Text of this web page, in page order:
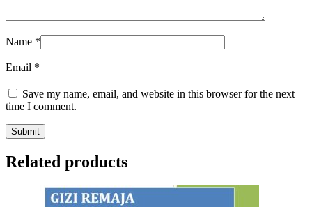
Name *
Email *
Save my name, email, and website in this browser for the next
time I comment.
Related products